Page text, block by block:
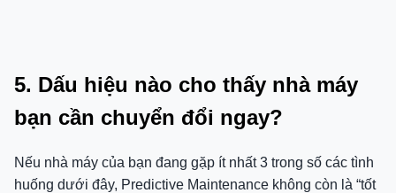
5. Dấu hiệu nào cho thấy nhà máy
bạn cần chuyển đổi ngay?
Nếu nhà máy của bạn đang gặp ít nhất 3 trong số các tình
huống dưới đây, Predictive Maintenance không còn là “tốt